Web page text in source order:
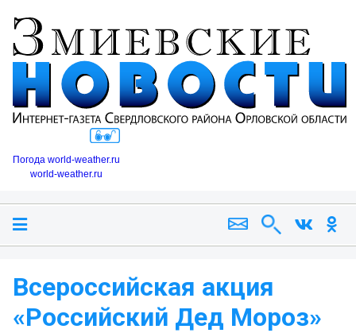
Погода world-weather.ru
world-weather.ru
Всероссийская акция
«Российский Дед Мороз»